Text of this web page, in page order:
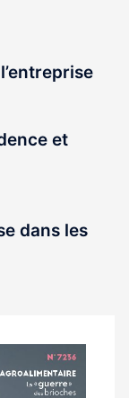
et
dans les